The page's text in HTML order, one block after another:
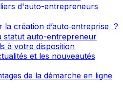
d'auto-entrepreneurs
la création d’auto‑entreprise ?
statut auto-entrepreneur
à votre disposition
et les nouveautés
de la démarche en ligne